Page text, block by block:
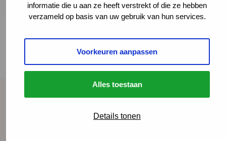
informatie die u aan ze heeft verstrekt of die ze hebben
verzameld op basis van uw gebruik van hun services.
Voorkeuren aanpassen
Alles toestaan
Details tonen
Terug naar het overzicht